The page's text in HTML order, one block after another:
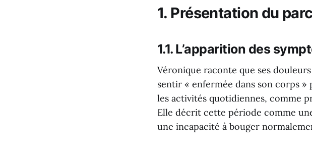
1. Présentation du
1.1. L’apparition des
Véronique raconte que ses
sentir « enfermée dans son corps »
les activités quotidiennes, comme
Elle décrit cette période comme
une incapacité à bouger